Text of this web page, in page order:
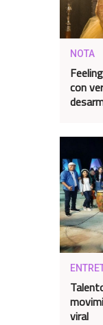
NOTA
con
viral